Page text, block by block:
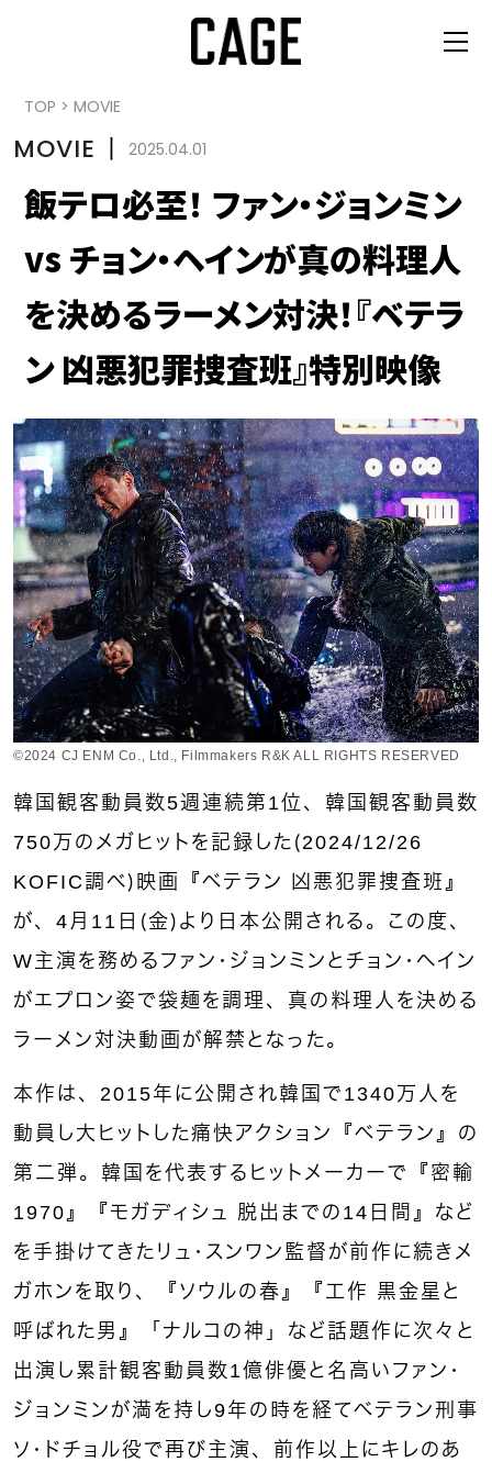
TOP > MOVIE
MOVIE 丨 2025.04.01
飯テロ必至！ ファン・ジョンミン
vs チョン・ヘインが真の料理人
を決めるラーメン対決！『ベテラ
ン 凶悪犯罪捜査班』特別映像
©︎2024 CJ ENM Co., Ltd., Filmmakers R&K ALL RIGHTS RESERVED
韓国観客動員数5週連続第1位、韓国観客動員数
750万のメガヒットを記録した（2024/12/26
KOFIC調べ）映画『ベテラン 凶悪犯罪捜査班』
が、4月11日（金）より日本公開される。この度、
W主演を務めるファン・ジョンミンとチョン・ヘイン
がエプロン姿で袋麺を調理、真の料理人を決める
ラーメン対決動画が解禁となった。
本作は、2015年に公開され韓国で1340万人を
動員し大ヒットした痛快アクション『ベテラン』の
第二弾。韓国を代表するヒットメーカーで『密輸
1970』『モガディシュ 脱出までの14日間』など
を手掛けてきたリュ・スンワン監督が前作に続きメ
ガホンを取り、『ソウルの春』『工作 黒金星と
呼ばれた男』「ナルコの神」など話題作に次々と
出演し累計観客動員数1億俳優と名高いファン・
ジョンミンが満を持し9年の時を経てベテラン刑事
ソ・ドチョル役で再び主演、前作以上にキレのあ